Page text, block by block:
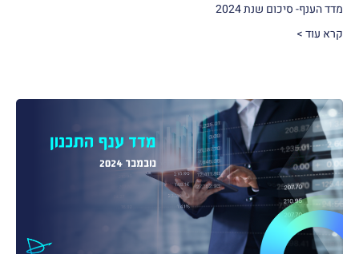
מדד הענף- סיכום שנת 2024
קרא עוד >